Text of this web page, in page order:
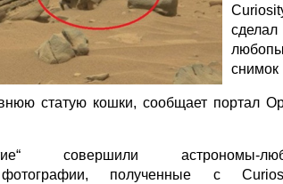
сделал
снимок
статую кошки, сообщает портал
совершили астрономы-
фотографии, полученные с